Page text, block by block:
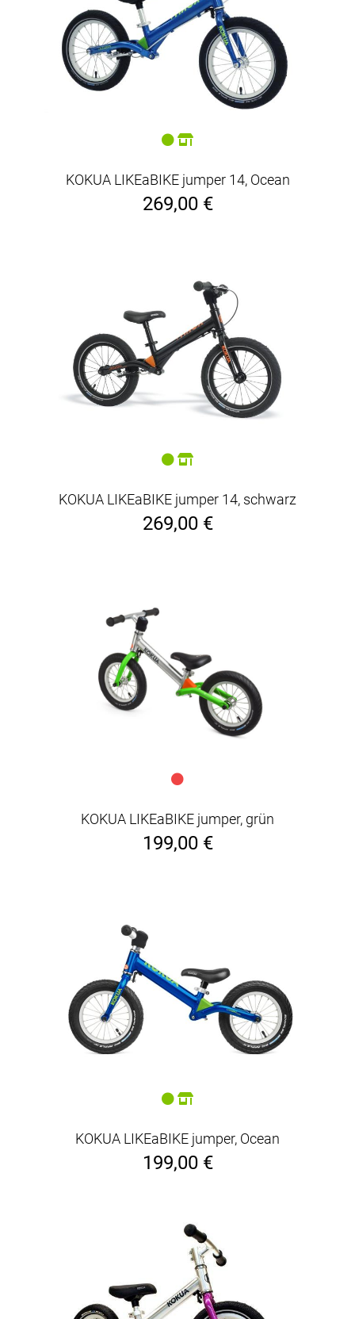
KOKUA LIKEaBIKE jumper 14, Ocean
269,00 €
KOKUA LIKEaBIKE jumper 14, schwarz
269,00 €
KOKUA LIKEaBIKE jumper, grün
199,00 €
KOKUA LIKEaBIKE jumper, Ocean
199,00 €